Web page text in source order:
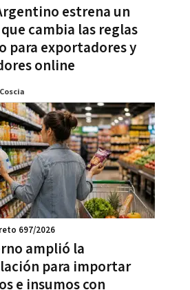
estrena un
cambia las reglas
para exportadores y
online
amplió la
para importar
e insumos con
697/2026